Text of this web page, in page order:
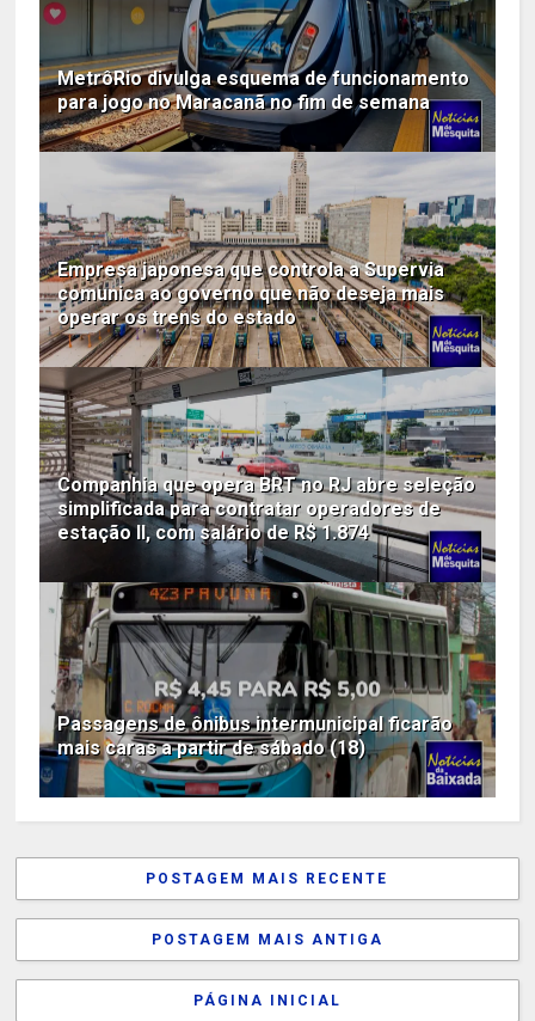
MetrôRio divulga esquema de funcionamento
para jogo no Maracanã no fim de semana
Empresa japonesa que controla a Supervia
comunica ao governo que não deseja mais
operar os trens do estado
Companhia que opera BRT no RJ abre seleção
simplificada para contratar operadores de
estação II, com salário de R$ 1.874
Passagens de ônibus intermunicipal ficarão
mais caras a partir de sábado (18)
POSTAGEM MAIS RECENTE
POSTAGEM MAIS ANTIGA
PÁGINA INICIAL